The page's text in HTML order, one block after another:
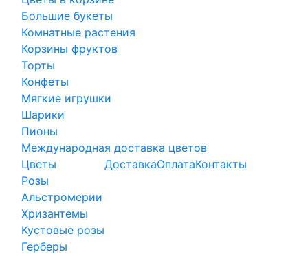
Большие букеты
Комнатные растения
Корзины фруктов
Торты
Конфеты
Мягкие игрушки
Шарики
Пионы
Международная доставка цветов
Цветы
Розы
Альстромерии
Хризантемы
Кустовые розы
Герберы
ДоставкаОплатаКонтакты